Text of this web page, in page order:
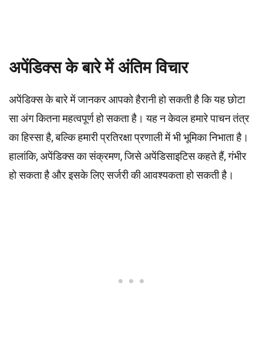
अपेंडिक्स के बारे में अंतिम विचार
अपेंडिक्स के बारे में जानकर आपको हैरानी हो सकती है कि यह छोटा
सा अंग कितना महत्वपूर्ण हो सकता है। यह न केवल हमारे पाचन तंत्र
का हिस्सा है, बल्कि हमारी प्रतिरक्षा प्रणाली में भी भूमिका निभाता है।
हालांकि, अपेंडिक्स का संक्रमण, जिसे अपेंडिसाइटिस कहते हैं, गंभीर
हो सकता है और इसके लिए सर्जरी की आवश्यकता हो सकती है।